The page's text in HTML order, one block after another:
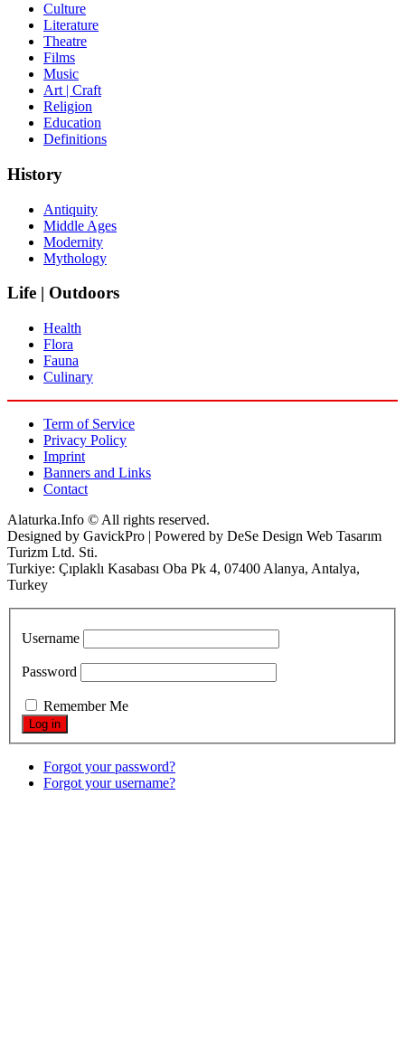
Culture
Literature
Theatre
Films
Music
Art | Craft
Religion
Education
Definitions
History
Antiquity
Middle Ages
Modernity
Mythology
Life | Outdoors
Health
Flora
Fauna
Culinary
Term of Service
Privacy Policy
Imprint
Banners and Links
Contact
Alaturka.Info © All rights reserved.
Designed by GavickPro | Powered by DeSe Design Web Tasarım
Turizm Ltd. Sti.
Turkiye: Çıplaklı Kasabası Oba Pk 4, 07400 Alanya, Antalya,
Turkey
Username
Password
Remember Me
Forgot your password?
Forgot your username?